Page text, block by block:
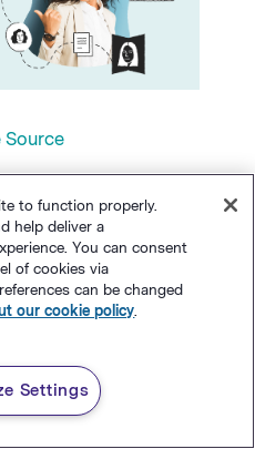
Source
en una prueba
en el funnel de
decir que podrás
esos leads hasta
no funcionan para
to function properly.
help deliver a
You can consent
of cookies via
can be changed
our cookie policy.
Settings